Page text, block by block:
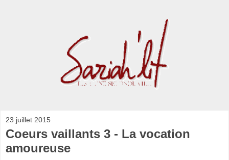
23 juillet 2015
Coeurs vaillants 3 - La vocation
amoureuse